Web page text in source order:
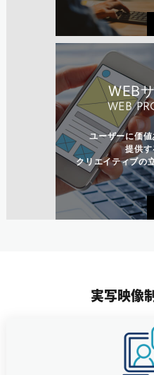
WEB
WEB
ユーザーに価
提供す
クリエイティブの
実写映像